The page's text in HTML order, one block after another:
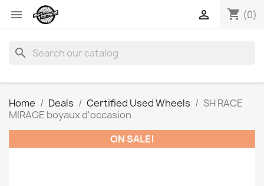
 shopping_cart (0)

search
Home Deals Certified Used Wheels
SH RACE
MIRAGE boyaux d'occasion
ON SALE!